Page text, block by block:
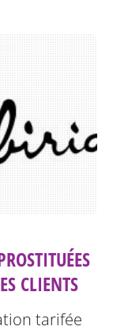
CLIENTS
tarifée